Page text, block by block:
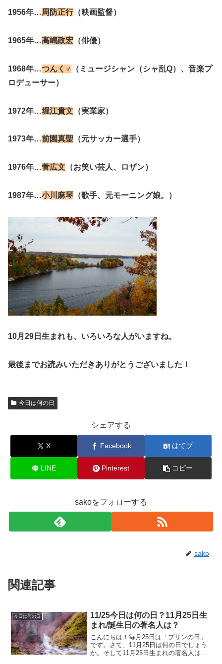
1956年…周防正行（映画監督）
1965年…高嶋政宏 （俳優）
1968年…つんく♂
（ミュージシャン（シャ乱Q）、音楽プ
ロデューサー）
1972年…堀江貴文 （実業家）
1973年…前園真聖 （元サッカー選手）
1976年…菅広文 （お笑い芸人、ロザン）
1987年…小川麻琴 （歌手、元モーニング娘。）
10月29日生まれも、いろいろな人がいますね。
最後までお読みいただきありがとうございました！
今日は何の日
シェアする
X Facebook はてブ
LINE Pinterest コピー
sakoをフォローする
sako
関連記事
今日は何の日
11/25今日は何の日？11月25日生
まれ/誕生日の著名人は？
こんにちは！毎月25日は「プリンの日」
です。さて、11月25日は何の日でしょう
か。そして11月25日生まれの著名人はど